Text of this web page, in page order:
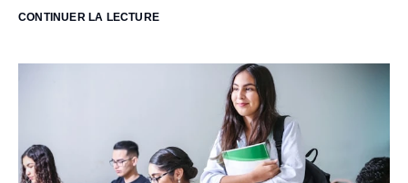
CONTINUER LA LECTURE